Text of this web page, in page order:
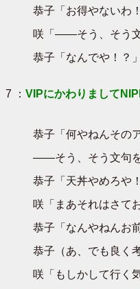
恭子「お得やない
咲「――そう、そう文
恭子「なんでや！？」
7 ： VIPにかわりまして
恭子「何やねんその
――そう、そう文句を
恭子「天丼やめろや
咲「まあそれはさて
恭子「なんやねんお
恭子（あ、でも良く
咲「もしかして行く